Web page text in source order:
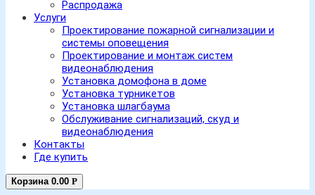
Распродажа
Услуги
Проектирование пожарной сигнализации и
системы оповещения
Проектирование и монтаж систем
видеонаблюдения
Установка домофона в доме
Установка турникетов
Установка шлагбаума
Обслуживание сигнализаций, скуд и
видеонаблюдения
Контакты
Где купить
Корзина 0.00 Р